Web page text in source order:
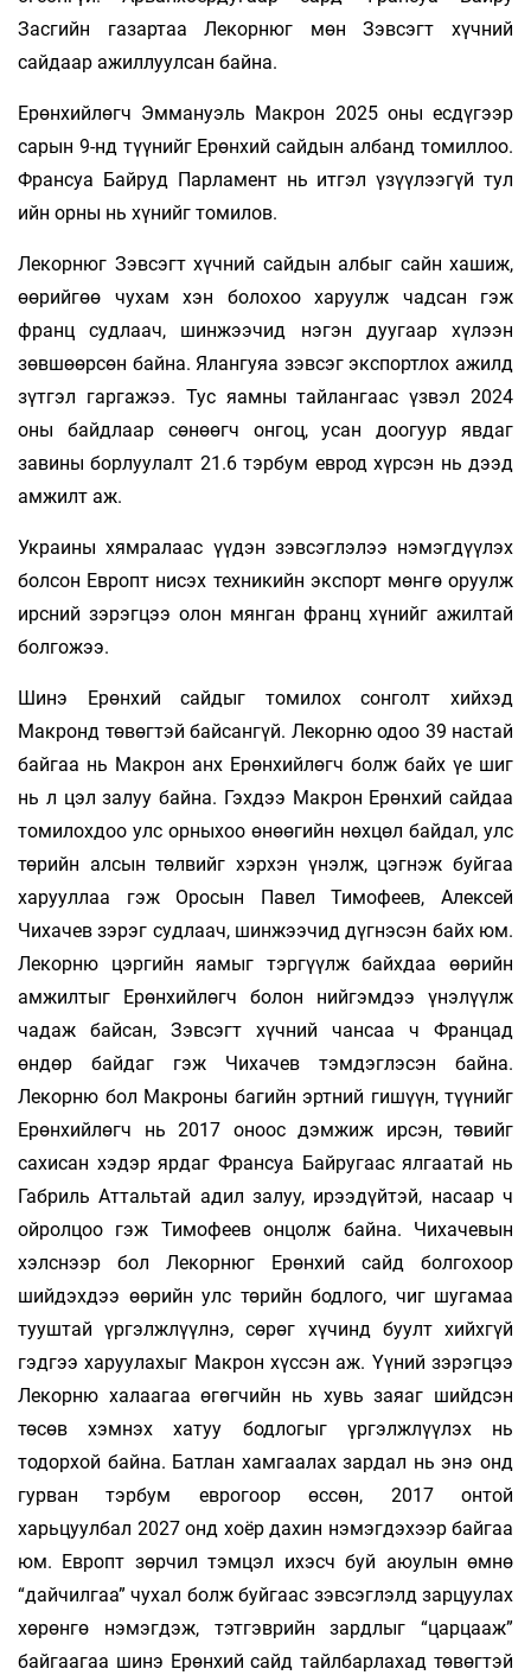
Засгийн газартаа Лекорнюг мөн Зэвсэгт хүчний
сайдаар ажиллуулсан байна.
Ерөнхийлөгч Эммануэль Макрон 2025 оны есдүгээр
сарын 9-нд түүнийг Ерөнхий сайдын албанд томиллоо.
Франсуа Байруд Парламент нь итгэл үзүүлээгүй тул
ийн орны нь хүнийг томилов.
Лекорнюг Зэвсэгт хүчний сайдын албыг сайн хашиж,
өөрийгөө чухам хэн болохоо харуулж чадсан гэж
франц судлаач, шинжээчид нэгэн дуугаар хүлээн
зөвшөөрсөн байна. Ялангуяа зэвсэг экспортлох ажилд
зүтгэл гаргажээ. Тус яамны тайлангаас үзвэл 2024
оны байдлаар сөнөөгч онгоц, усан доогуур явдаг
завины борлуулалт 21.6 тэрбум еврод хүрсэн нь дээд
амжилт аж.
Украины хямралаас үүдэн зэвсэглэлээ нэмэгдүүлэх
болсон Европт нисэх техникийн экспорт мөнгө оруулж
ирсний зэрэгцээ олон мянган франц хүнийг ажилтай
болгожээ.
Шинэ Ерөнхий сайдыг томилох сонголт хийхэд
Макронд төвөгтэй байсангүй. Лекорню одоо 39 настай
байгаа нь Макрон анх Ерөнхийлөгч болж байх үе шиг
нь л цэл залуу байна. Гэхдээ Макрон Ерөнхий сайдаа
томилохдоо улс орныхоо өнөөгийн нөхцөл байдал, улс
төрийн алсын төлвийг хэрхэн үнэлж, цэгнэж буйгаа
харууллаа гэж Оросын Павел Тимофеев, Алексей
Чихачев зэрэг судлаач, шинжээчид дүгнэсэн байх юм.
Лекорню цэргийн яамыг тэргүүлж байхдаа өөрийн
амжилтыг Ерөнхийлөгч болон нийгэмдээ үнэлүүлж
чадаж байсан, Зэвсэгт хүчний чансаа ч Францад
өндөр байдаг гэж Чихачев тэмдэглэсэн байна.
Лекорню бол Макроны багийн эртний гишүүн, түүнийг
Ерөнхийлөгч нь 2017 оноос дэмжиж ирсэн, төвийг
сахисан хэдэр ярдаг Франсуа Байругаас ялгаатай нь
Габриль Аттальтай адил залуу, ирээдүйтэй, насаар ч
ойролцоо гэж Тимофеев онцолж байна. Чихачевын
хэлснээр бол Лекорнюг Ерөнхий сайд болгохоор
шийдэхдээ өөрийн улс төрийн бодлого, чиг шугамаа
тууштай үргэлжлүүлнэ, сөрөг хүчинд буулт хийхгүй
гэдгээ харуулахыг Макрон хүссэн аж. Үүний зэрэгцээ
Лекорню халаагаа өгөгчийн нь хувь заяаг шийдсэн
төсөв хэмнэх хатуу бодлогыг үргэлжлүүлэх нь
тодорхой байна. Батлан хамгаалах зардал нь энэ онд
гурван тэрбум еврогоор өссөн, 2017 онтой
харьцуулбал 2027 онд хоёр дахин нэмэгдэхээр байгаа
юм. Европт зөрчил тэмцэл ихэсч буй аюулын өмнө
“дайчилгаа” чухал болж буйгаас зэвсэглэлд зарцуулах
хөрөнгө нэмэгдэж, тэтгэврийн зардлыг “царцааж”
байгаагаа шинэ Ерөнхий сайд тайлбарлахад төвөгтэй